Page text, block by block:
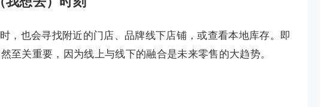
，也会寻找附近的门店、品牌线下店铺，或查看本地库存。即
至关重要，因为线上与线下的融合是未来零售的大趋势。